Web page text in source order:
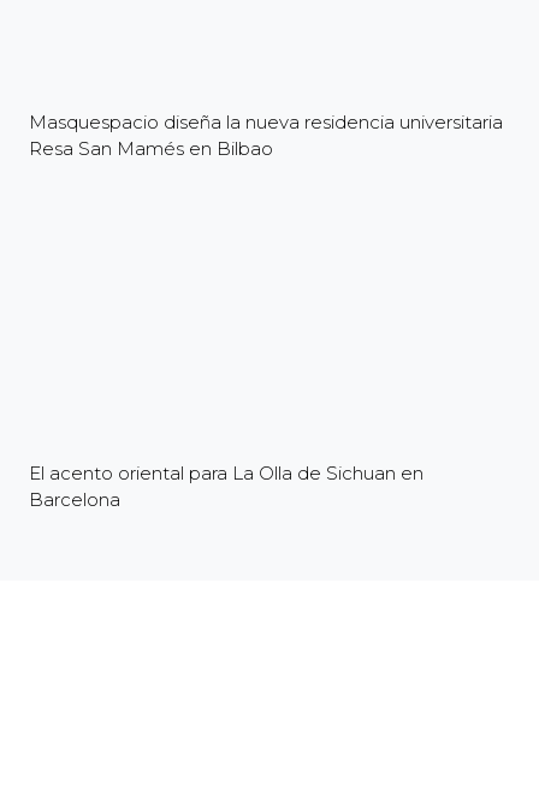
Masquespacio diseña la nueva residencia universitaria
Resa San Mamés en Bilbao
El acento oriental para La Olla de Sichuan en
Barcelona